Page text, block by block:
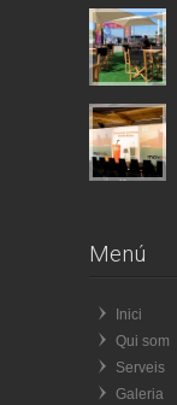
Menú
Inici
Qui som
Serveis
Galeria